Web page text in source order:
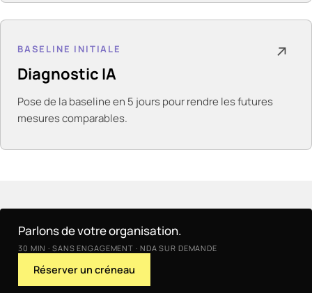
BASELINE INITIALE
Diagnostic IA
Pose de la baseline en 5 jours pour rendre les futures
mesures comparables.
↗
Parlons de votre organisation.
30 MIN · SANS ENGAGEMENT · NDA SUR DEMANDE
Réserver un créneau